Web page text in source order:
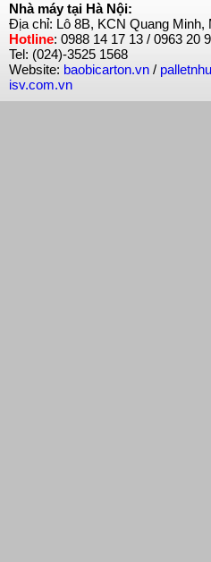
Nhà máy tại Hà Nội:
Địa chỉ: Lô 8B, KCN Quang Minh,
Hotline: 0988 14 17 13 / 0963
Tel: (024)-3525 1568
Website: baobicarton.vn /
isv.com.vn